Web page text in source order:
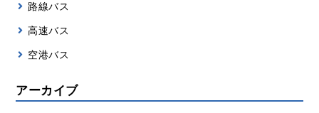
路線バス
高速バス
空港バス
アーカイブ